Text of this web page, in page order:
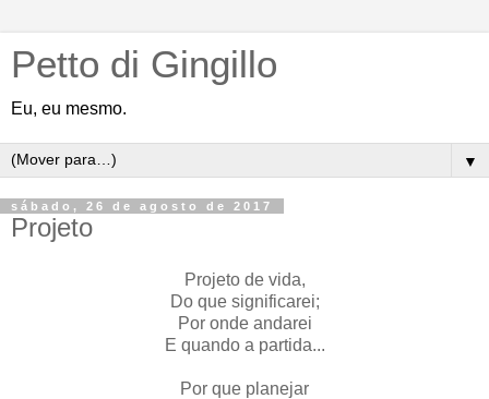
Petto di Gingillo
Eu, eu mesmo.
▼
sábado, 26 de agosto de 2017
Projeto
Projeto de vida,
Do que significarei;
Por onde andarei
E quando a partida...
Por que planejar